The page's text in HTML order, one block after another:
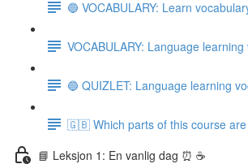
🔵 VOCABULARY: Learn
VOCABULARY: Language
🔵 QUIZLET: Language learning
🇬🇧 Which parts of this course are
📘 Leksjon 1: En vanlig dag ⏰ ☕️